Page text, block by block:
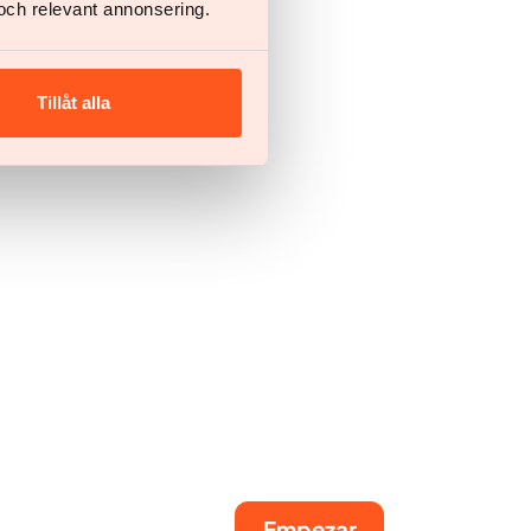
relevant annonsering.
Tillåt alla